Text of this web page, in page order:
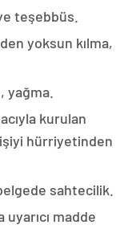
teşebbüs.
yoksun kılma,
yağma.
kurulan
hürriyetinden
sahtecilik.
madde